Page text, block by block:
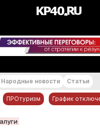
+23...+24
Народные новости Статьи
ПРОтуризм График